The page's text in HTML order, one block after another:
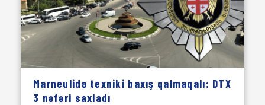
Marneulidə texniki baxış qalmaqalı: DTX
3 nəfəri saxladı